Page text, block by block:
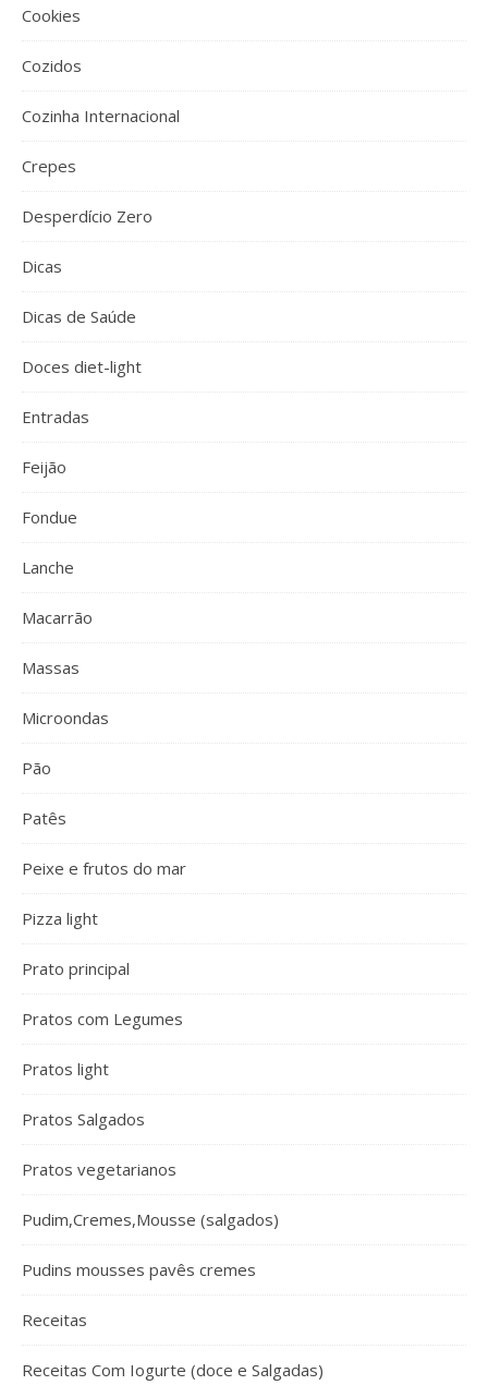
Cookies
Cozidos
Cozinha Internacional
Crepes
Desperdício Zero
Dicas
Dicas de Saúde
Doces diet-light
Entradas
Feijão
Fondue
Lanche
Macarrão
Massas
Microondas
Pão
Patês
Peixe e frutos do mar
Pizza light
Prato principal
Pratos com Legumes
Pratos light
Pratos Salgados
Pratos vegetarianos
Pudim,Cremes,Mousse (salgados)
Pudins mousses pavês cremes
Receitas
Receitas Com Iogurte (doce e Salgadas)